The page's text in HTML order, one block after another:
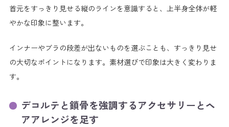
首元をすっきり見せる縦のラインを意識すると、上半身全体が軽
やかな印象に整います。
インナーやブラの段差が出ないものを選ぶことも、すっきり見せ
の大切なポイントになります。素材選びで印象は大きく変わりま
す。
デコルテと鎖骨を強調するアクセサリーとヘ
アアレンジを足す